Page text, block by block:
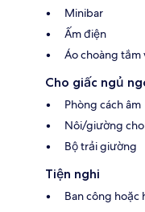
Minibar
Ấm điện
Áo choàng
Cho giấc ngủ
Phòng cách âm
Nôi/giường
Bộ trải giường
Tiện nghi
Ban công hoặc